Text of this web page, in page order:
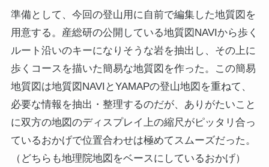
準備として、今回の登山用に自前で編集した地質図を
用意する。産総研の公開している地質図NAVIから歩く
ルート沿いのキーになりそうな岩を抽出し、その上に
歩くコースを描いた簡易な地質図を作った。この簡易
地質図は地質図NAVIとYAMAPの登山地図を重ねて、
必要な情報を抽出・整理するのだが、ありがたいこと
に双方の地図のディスプレイ上の縮尺がピッタリ合っ
ているおかげで位置合わせは極めてスムーズだった。
（どちらも地理院地図をベースにしているおかげ）